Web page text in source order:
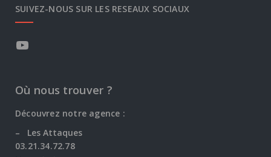
SUIVEZ-NOUS SUR LES RESEAUX SOCIAUX
Où nous trouver ?
Découvrez notre agence :
–
Les Attaques
03.21.34.72.78